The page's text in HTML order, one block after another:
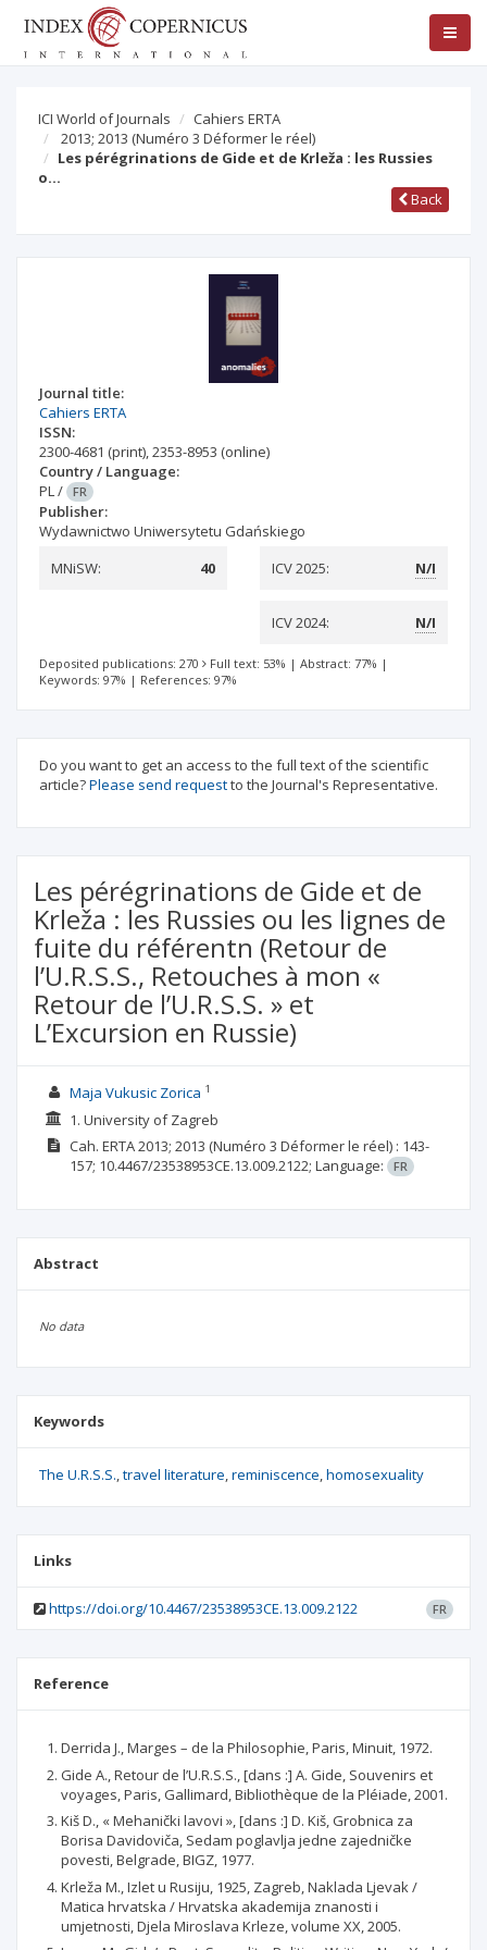
ICI World of Journals
Cahiers ERTA
2013; 2013 (Numéro 3 Déformer le réel)
Les pérégrinations de Gide et de Krleža : les Russies
o…
Back
Journal title:
Cahiers ERTA
ISSN:
2300-4681 (print),2353-8953 (online)
Country / Language:
PL/ FR
Publisher:
Wydawnictwo Uniwersytetu Gdańskiego
MNiSW:
40 ICV 2025: N/I
ICV 2024: N/I
Deposited publications: 270 Full text: 53% | Abstract: 77% |
Keywords: 97% | References: 97%
Do you want to get an access to the full text of the scientific
article?Please send requestto the Journal's Representative.
Les pérégrinations de Gide et de
Krleža : les Russies ou les lignes de
fuite du référentn (Retour de
l’U.R.S.S., Retouches à mon «
Retour de l’U.R.S.S. » et
L’Excursion en Russie)
Maja Vukusic Zorica 1
1. University of Zagreb
Cah. ERTA2013; 2013 (Numéro 3 Déformer le réel) : 143-
157; 10.4467/23538953CE.13.009.2122; Language: FR
Abstract
No data
Keywords
The U.R.S.S. travel literature reminiscence homosexuality
Links
https://doi.org/10.4467/23538953CE.13.009.2122 FR
Reference
Derrida J., Marges – de la Philosophie, Paris, Minuit, 1972.
Gide A., Retour de l’U.R.S.S., [dans :] A. Gide, Souvenirs et
voyages, Paris, Gallimard, Bibliothèque de la Pléiade, 2001.
Kiš D., « Mehanički lavovi », [dans :] D. Kiš, Grobnica za
Borisa Davidoviča, Sedam poglavlja jedne zajedničke
povesti, Belgrade, BIGZ, 1977.
Krleža M., Izlet u Rusiju, 1925, Zagreb, Naklada Ljevak /
Matica hrvatska / Hrvatska akademija znanosti i
umjetnosti, Djela Miroslava Krleze, volume XX, 2005.